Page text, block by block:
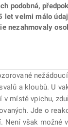
podobná,
let velmi málo
nezahrnovaly
a kloubů. U
v místě vpichu,
Jde o
Není však možné